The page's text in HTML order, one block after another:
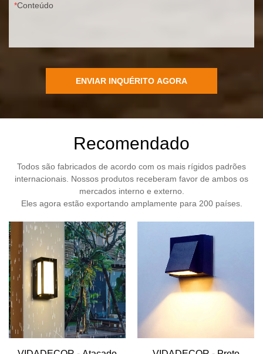
Conteúdo
ENVIAR INQUÉRITO AGORA
Recomendado
Todos são fabricados de acordo com os mais rígidos padrões
internacionais. Nossos produtos receberam favor de ambos os
mercados interno e externo.
Eles agora estão exportando amplamente para 200 países.